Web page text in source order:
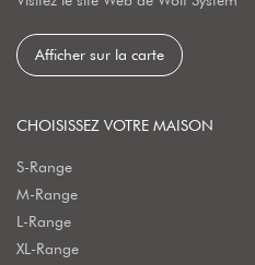
Afficher sur la carte
CHOISISSEZ VOTRE MAISON
S-Range
M-Range
L-Range
XL-Range